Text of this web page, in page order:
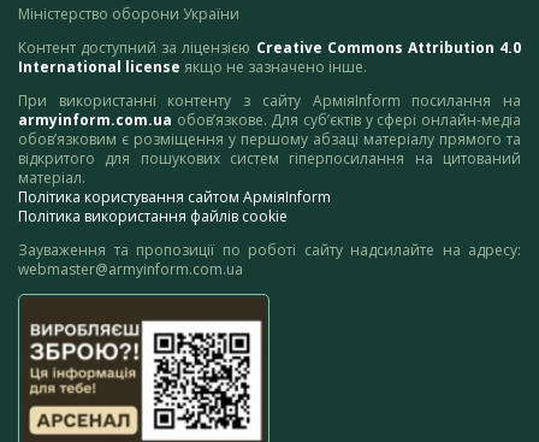
Міністерство оборони України
Контент доступний за ліцензією Creative Commons Attribution 4.0
International license якщо не зазначено інше.
При використанні контенту з сайту АрміяInform посилання на
armyinform.com.ua обов’язкове. Для суб’єктів у сфері онлайн-медіа
обов’язковим є розміщення у першому абзаці матеріалу прямого та
відкритого для пошукових систем гіперпосилання на цитований
матеріал.
Політика користування сайтом АрміяInform
Політика використання файлів cookie
Зауваження та пропозиції по роботі сайту надсилайте на адресу:
webmaster@armyinform.com.ua